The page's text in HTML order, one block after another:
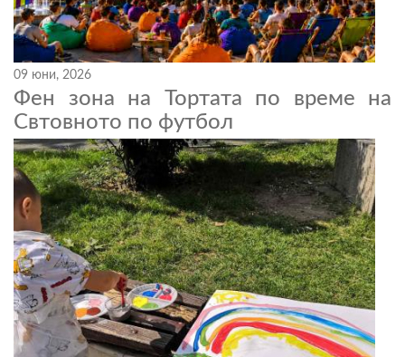
09 юни, 2026
Фен зона на Тортата по време на
Свтовното по футбол